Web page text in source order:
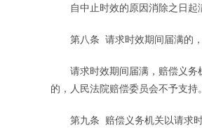
自中止时效的原因消除之日起
第八条 请求时效期间届满的，
请求时效期间届满，赔偿义务
的，人民法院赔偿委员会不予支持。
第九条 赔偿义务机关以请求时